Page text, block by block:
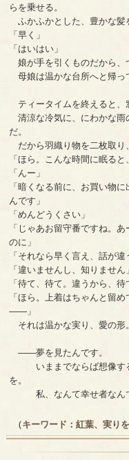
らを乗せる。
ふかふかとした、豊かな髪
「早く」
「はいはい」
娘が手を引くものだから、
母娘は温かな台所へと帰っ
ティータイムを終えると、
清涼な冷気に、にわかな
だ。
だから羽織り物を二枚取り
「ほら。こんな時間に眠ると
「んー」
「暗くなる前に、お買い物
んです」
「めんどうくさい」
「じゃあお留守番ですね。
のに」
「それなら早く言え、話が違
「違いませんし、知りません」
「待て、待て。違うから、待
「ほら。上着はちゃんと留
――」
それは温かな実り、愛の形。
――夢を見たんです。
いままでならば想像する
を。
私、なんて幸せ者なんで
（キーワード：紅葉、実り